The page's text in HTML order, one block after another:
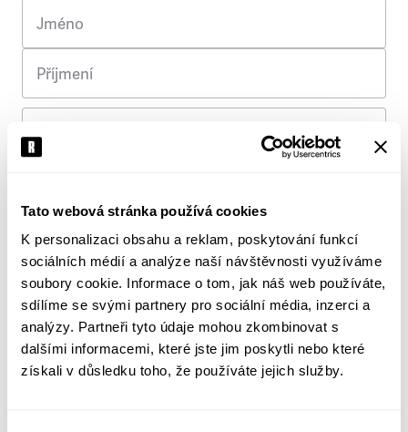
Tato webová stránka používá cookies
K personalizaci obsahu a reklam, poskytování funkcí
sociálních médií a analýze naší návštěvnosti využíváme
soubory cookie. Informace o tom, jak náš web používáte,
sdílíme se svými partnery pro sociální média, inzerci a
analýzy. Partneři tyto údaje mohou zkombinovat s
dalšími informacemi, které jste jim poskytli nebo které
získali v důsledku toho, že používáte jejich služby.
Jméno
Příjmení
Ulice
Město
PSČ
Stát